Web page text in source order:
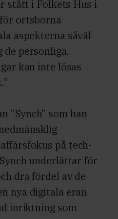
stått i Folkets Hus i
ortsborna
aspekterna såväl
personliga.
kan inte lösas
”Synch” som han
på tech-
underlättar för
dra fördel av de
nya digitala eran
inriktning som